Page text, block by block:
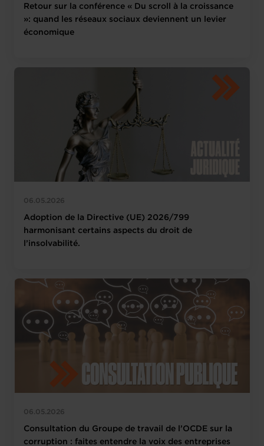
Retour sur la conférence « Du scroll à la croissance
»: quand les réseaux sociaux deviennent un levier
économique
06.05.2026
Adoption de la Directive (UE) 2026/799
harmonisant certains aspects du droit de
l’insolvabilité.
06.05.2026
Consultation du Groupe de travail de l’OCDE sur la
corruption : faites entendre la voix des entreprises